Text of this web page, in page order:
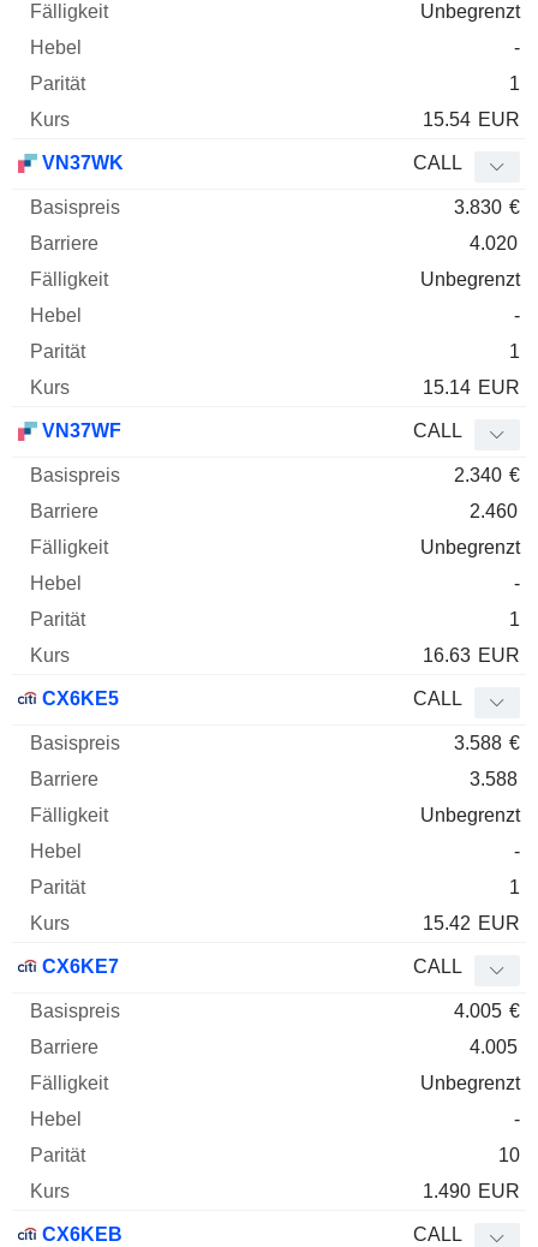
Unbegrenzt
-
1
15.54 EUR
VN37WK CALL
3.830 €
4.020
Unbegrenzt
-
1
15.14 EUR
VN37WF CALL
2.340 €
2.460
Unbegrenzt
-
1
16.63 EUR
CX6KE5 CALL
3.588 €
3.588
Unbegrenzt
-
1
15.42 EUR
CX6KE7 CALL
4.005 €
4.005
Unbegrenzt
-
10
1.490 EUR
CX6KEB CALL